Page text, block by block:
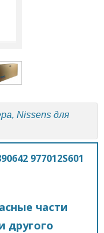
Nissens для
977012S601
части
другого